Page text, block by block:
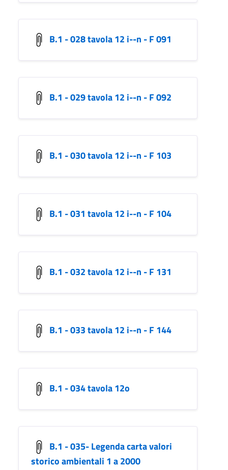
B.1 - 028 tavola 12 i--n - F 091
B.1 - 029 tavola 12 i--n - F 092
B.1 - 030 tavola 12 i--n - F 103
B.1 - 031 tavola 12 i--n - F 104
B.1 - 032 tavola 12 i--n - F 131
B.1 - 033 tavola 12 i--n - F 144
B.1 - 034 tavola 12o
B.1 - 035- Legenda carta valori
storico ambientali 1 a 2000